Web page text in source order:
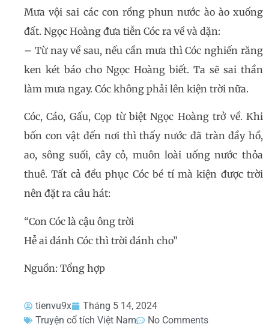
Mưa vội sai các con rồng phun nước ào ào xuống
đất. Ngọc Hoàng đưa tiễn Cóc ra về và dặn:
– Từ nay về sau, nếu cần mưa thì Cóc nghiến răng
ken két báo cho Ngọc Hoàng biết. Ta sẽ sai thần
làm mưa ngay. Cóc không phải lên kiện trời nữa.
Cóc, Cáo, Gấu, Cọp từ biệt Ngọc Hoàng trở về. Khi
bốn con vật đến nơi thì thấy nước đã tràn đầy hồ,
ao, sông suối, cây cỏ, muôn loài uống nước thỏa
thuê. Tất cả đều phục Cóc bé tí mà kiện được trời
nên đặt ra câu hát:
“Con Cóc là cậu ông trời
Hễ ai đánh Cóc thì trời đánh cho”
Nguồn: Tổng hợp
tienvu9x
Tháng 5 14, 2024
Truyện cổ tích Việt Nam
No Comments